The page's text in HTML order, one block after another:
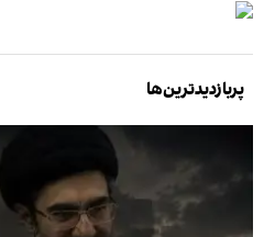
پربازدیدترین‌ها